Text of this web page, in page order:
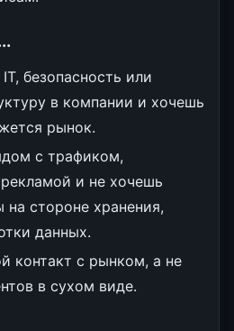
безопасность или
в компании и хочешь
рынок.
с трафиком,
и не хочешь
стороне хранения,
данных.
контакт с рынком, а не
в сухом виде.